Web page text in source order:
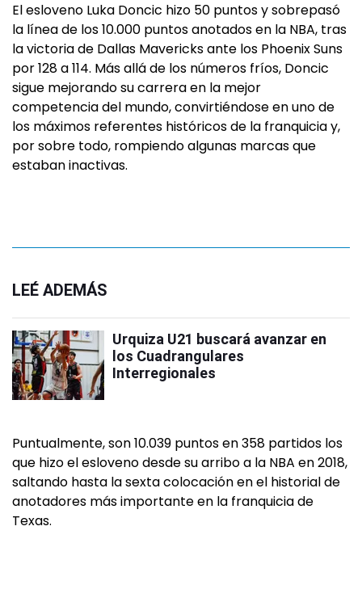
El esloveno Luka Doncic hizo 50 puntos y sobrepasó
la línea de los 10.000 puntos anotados en la NBA, tras
la victoria de Dallas Mavericks ante los Phoenix Suns
por 128 a 114. Más allá de los números fríos, Doncic
sigue mejorando su carrera en la mejor
competencia del mundo, convirtiéndose en uno de
los máximos referentes históricos de la franquicia y,
por sobre todo, rompiendo algunas marcas que
estaban inactivas.
LEÉ ADEMÁS
Urquiza U21 buscará avanzar en
los Cuadrangulares
Interregionales
Puntualmente, son 10.039 puntos en 358 partidos los
que hizo el esloveno desde su arribo a la NBA en 2018,
saltando hasta la sexta colocación en el historial de
anotadores más importante en la franquicia de
Texas.